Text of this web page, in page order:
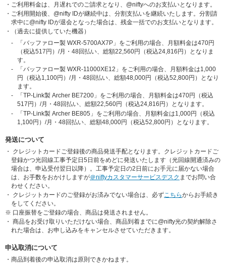
・ ご利用料金は、月遅れでのご請求となり、@niftyへのお支払いとなります。
・ ご利用開始後、@nifty IDが継続中は、分割支払いを継続いたします。分割請
求中に@nifty IDが退会となった場合は、残金一括でのお支払いとなります。
・
（過去に提供していた機器）
-
「バッファロー製 WXR-5700AX7P」をご利用の場合、月額料金は470円
（税込517 円）/月・48回払い、総額22,560円（税込24,816 円）となりま
す。
-
「バッファロー製 WXR-11000XE12」をご利用の場合、月額料金は1,000
円（税込1,100円）/月・48回払い、総額48,000円（税込52,800円）となり
ます。
-
「TP-Link製 Archer BE7200」をご利用の場合、月額料金は470円（税込
517 円）/月・48回払い、総額22,560円（税込24,816 円）となります。
-
「TP-Link製 Archer BE805」をご利用の場合、月額料金は1,000円（税込
1,100円）/月・48回払い、総額48,000円（税込52,800円）となります。
発送について
・
クレジットカードご登録後の商品発送手配となります。クレジットカードご
登録かつ光回線工事予定日5日前をめどに発送いたします（光回線開通済みの
場合は、申込受付翌日以降）。工事予定日の2日前にお手元に届かない場合
は、お手数をおかけしますが＠niftyカスタマーサービスデスク までお問い合
わせください。
・
クレジットカードのご登録がお済みでない場合は、必ずこちらからお手続き
をしてください。
※ 口座振替をご登録の場合、商品は発送されません。
・ 商品をお受け取りいただけない場合、商品到着までに@nifty光の契約解除さ
れた場合は、お申し込みをキャンセルさせていただきます。
申込取消について
・ 商品到着後の申込取消は原則できかねます。